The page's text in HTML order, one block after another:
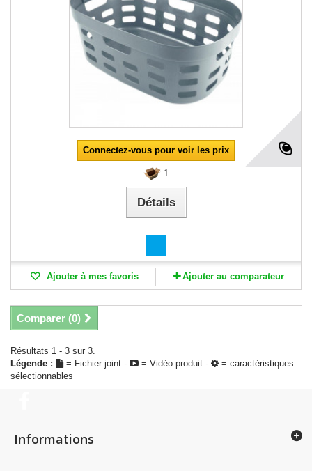
Connectez-vous pour voir les prix
1
Détails
Ajouter à mes favoris Ajouter au comparateur
Comparer (0)
Résultats 1 - 3 sur 3.
Légende :
= Fichier joint - = Vidéo produit -
= caractéristiques
sélectionnables
Informations